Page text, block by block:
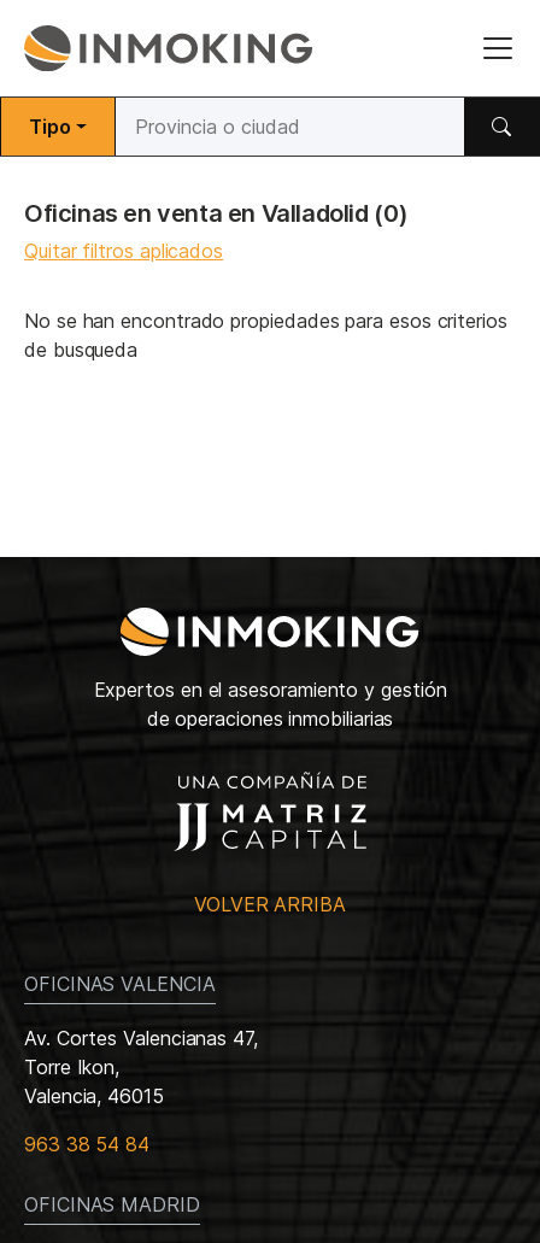
Tipo
Oficinas en venta en Valladolid (0)
Quitar filtros aplicados
No se han encontrado propiedades para esos criterios
de busqueda
Expertos en el asesoramiento y gestión
de operaciones inmobiliarias
VOLVER ARRIBA
OFICINAS VALENCIA
Av. Cortes Valencianas 47,
Torre Ikon,
Valencia, 46015
963 38 54 84
OFICINAS MADRID